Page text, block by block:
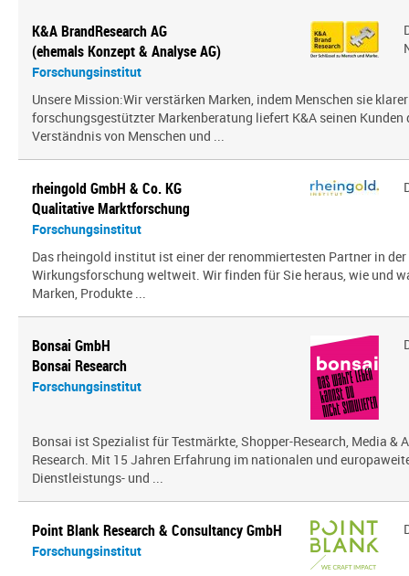
K&A BrandResearch AG
(ehemals Konzept & Analyse AG)
Forschungsinstitut
Unsere Mission:Wir verstärken Marken, indem Menschen sie
forschungsgestützter Markenberatung liefert K&A seinen Kunden
Verständnis von Menschen und ...
rheingold GmbH & Co. KG
Qualitative Marktforschung
Forschungsinstitut
Das rheingold institut ist einer der renommiertesten Partner in
Wirkungsforschung weltweit. Wir finden für Sie heraus, wie und
Marken, Produkte ...
Bonsai GmbH
Bonsai Research
Forschungsinstitut
Bonsai ist Spezialist für Testmärkte, Shopper-Research, Media &
Research. Mit 15 Jahren Erfahrung im nationalen und
Dienstleistungs- und ...
Point Blank Research & Consultancy GmbH
Forschungsinstitut